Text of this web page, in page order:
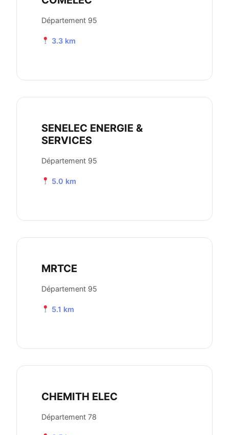
Département 95
3.3 km
SENELEC ENERGIE &
SERVICES
Département 95
5.0 km
MRTCE
Département 95
5.1 km
CHEMITH ELEC
Département 78